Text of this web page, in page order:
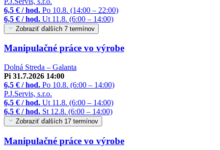
6,5 € / hod. Po 10.8. (14:00 – 22:00)
6,5 € / hod. Ut 11.8. (6:00 – 14:00)
Zobraziť ďalších 7 termínov
Manipulačné práce vo výrobe
Dolná Streda – Galanta
Pi 31.7.2026 14:00
6,5 € / hod. Po 10.8. (6:00 – 14:00)
P.J.Servis, s.r.o.
6,5 € / hod. Ut 11.8. (6:00 – 14:00)
6,5 € / hod. St 12.8. (6:00 – 14:00)
Zobraziť ďalších 17 termínov
Manipulačné práce vo výrobe